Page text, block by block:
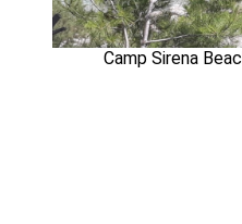
Camp Sirena